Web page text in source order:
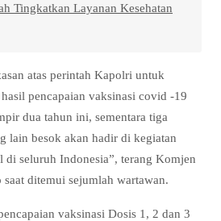
Tingkatkan Layanan Kesehatan
atas perintah Kapolri untuk
pencapaian vaksinasi covid -19
dua tahun ini, sementara tiga
lain besok akan hadir di kegiatan
di seluruh Indonesia”, terang Komjen
ditemui sejumlah wartawan.
vaksinasi Dosis 1, 2 dan 3